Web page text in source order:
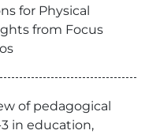
for Physical
from Focus
of pedagogical
in education,